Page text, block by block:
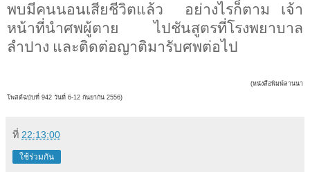
พบมีคนนอนเสียชีวิตแล้ว อย่างไรก็ตาม เจ้า
หน้าที่นำศพผู้ตาย ไปชันสูตรที่โรงพยาบาล
ลำปาง และติดต่อญาติมารับศพต่อไป
(หนังสือพิมพ์ลานนา
โพสต์ฉบับที่ 942 วันที่ 6-12 กันยากัน 2556)
ที่ 22:13:00
ใช้ร่วมกัน